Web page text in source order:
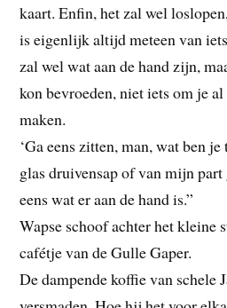
kaart. Enfin, het zal wel
is eigenlijk altijd meteen van
zal wel wat aan de hand zijn,
kon bevroeden, niet iets om je
maken.
‘Ga eens zitten, man, wat ben
glas druivensap of van mijn
eens wat er aan de hand is.”
Wapse schoof achter het kleine
cafétje van de Gulle Gaper.
De dampende koffie van schele